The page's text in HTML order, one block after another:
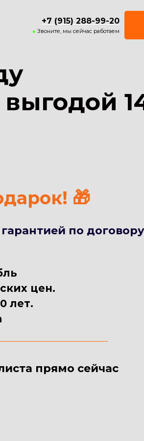
+7 (915) 288-99-20
● Звоните, мы сейчас работаем
🎁
по договору
цен.
лет.
прямо сейчас